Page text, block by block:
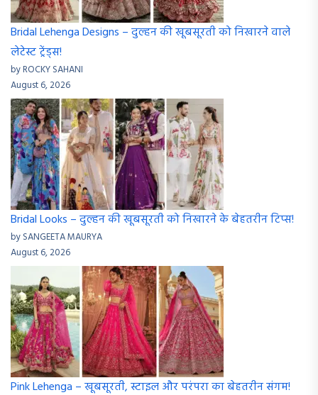
Bridal Lehenga Designs – दुल्हन की खूबसूरती को निखारने वाले
लेटेस्ट ट्रेंड्स!
by ROCKY SAHANI
August 6, 2026
Bridal Looks – दुल्हन की खूबसूरती को निखारने के बेहतरीन टिप्स!
by SANGEETA MAURYA
August 6, 2026
Pink Lehenga – खूबसूरती, स्टाइल और परंपरा का बेहतरीन संगम!